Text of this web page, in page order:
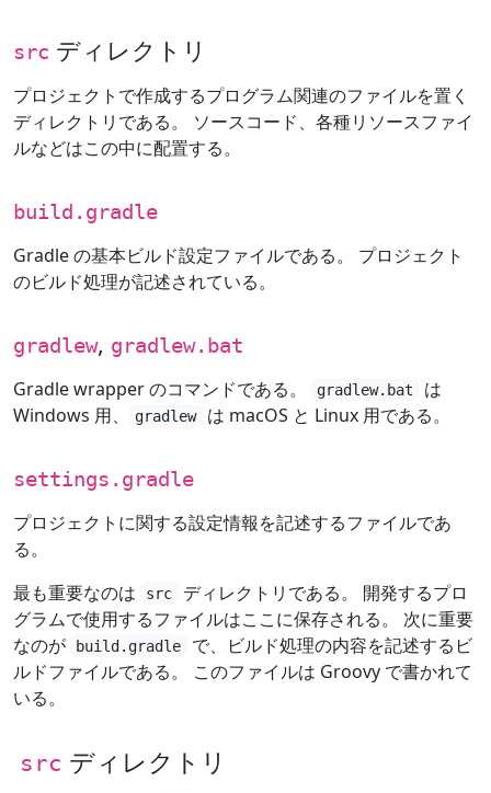
src ディレクトリ
プロジェクトで作成するプログラム関連のファイルを置く
ディレクトリである。 ソースコード、各種リソースファイ
ルなどはこの中に配置する。
build.gradle
Gradle の基本ビルド設定ファイルである。 プロジェクト
のビルド処理が記述されている。
gradlew, gradlew.bat
Gradle wrapper のコマンドである。
gradlew.bat
は
Windows 用、
gradlew は macOS と Linux 用である。
settings.gradle
プロジェクトに関する設定情報を記述するファイルであ
る。
最も重要なのは
src
ディレクトリである。 開発するプロ
グラムで使用するファイルはここに保存される。 次に重要
なのが
build.gradle
で、ビルド処理の内容を記述するビ
ルドファイルである。 このファイルは Groovy で書かれて
いる。
src ディレクトリ